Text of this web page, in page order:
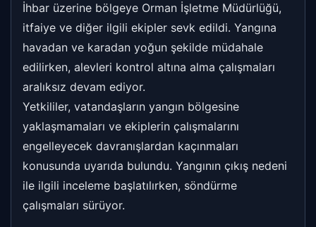
İhbar üzerine bölgeye Orman İşletme Müdürlüğü,
itfaiye ve diğer ilgili ekipler sevk edildi. Yangına
havadan ve karadan yoğun şekilde müdahale
edilirken, alevleri kontrol altına alma çalışmaları
aralıksız devam ediyor.
Yetkililer, vatandaşların yangın bölgesine
yaklaşmamaları ve ekiplerin çalışmalarını
engelleyecek davranışlardan kaçınmaları
konusunda uyarıda bulundu. Yangının çıkış nedeni
ile ilgili inceleme başlatılırken, söndürme
çalışmaları sürüyor.